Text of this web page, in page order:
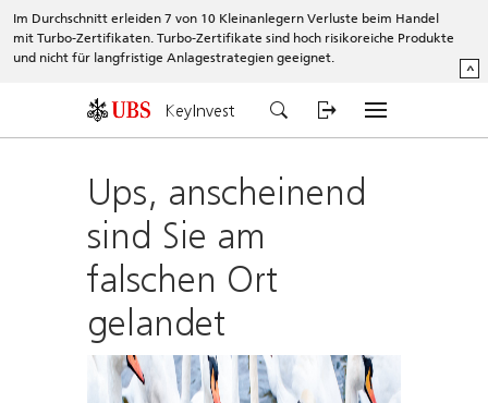
Im Durchschnitt erleiden 7 von 10 Kleinanlegern Verluste beim Handel
mit Turbo-Zertifikaten. Turbo-Zertifikate sind hoch risikoreiche Produkte
und nicht für langfristige Anlagestrategien geeignet.
^
KeyInvest
Ups, anscheinend
sind Sie am
falschen Ort
gelandet